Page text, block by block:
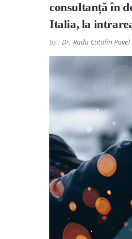
consultanță în
Italia, la
By : Dr. Radu Catalin Pavel